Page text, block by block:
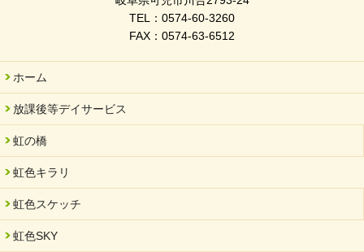
TEL：0574-60-3260
FAX：0574-63-6512
ホーム
放課後等デイサービス
虹の橋
虹色キラリ
虹色スケッチ
虹色SKY